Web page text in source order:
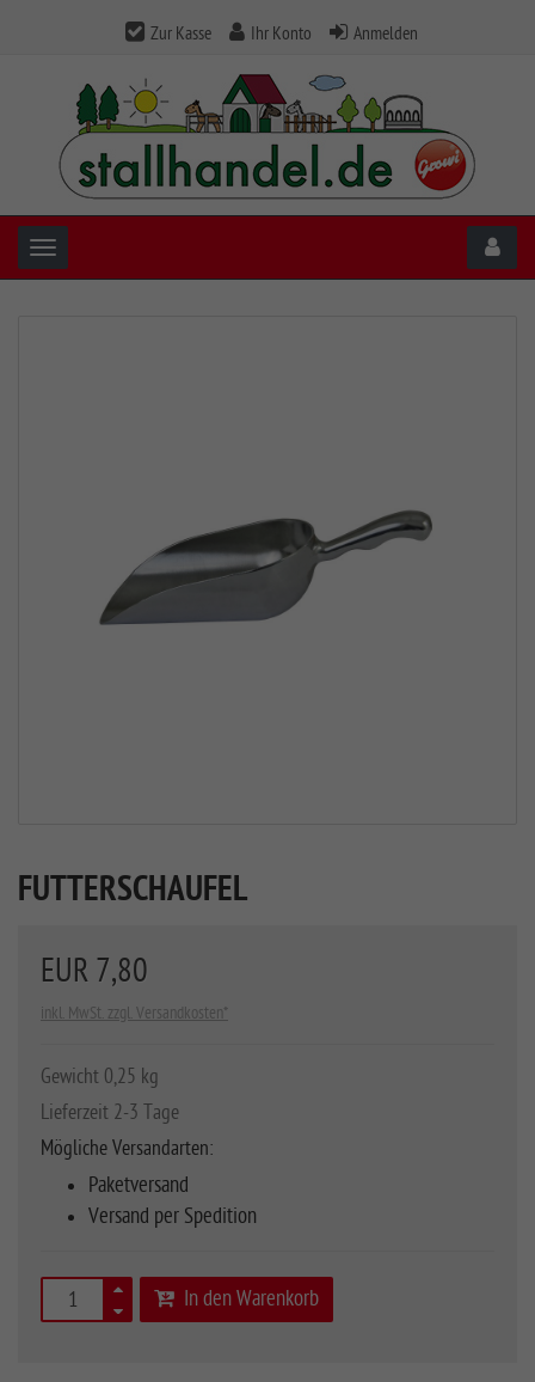
Zur Kasse Ihr Konto Anmelden
Toggle navigation
FUTTERSCHAUFEL
EUR 7,80
inkl. MwSt. zzgl. Versandkosten*
Gewicht 0,25 kg
Lieferzeit 2-3 Tage
Mögliche Versandarten:
Paketversand
Versand per Spedition
In den Warenkorb